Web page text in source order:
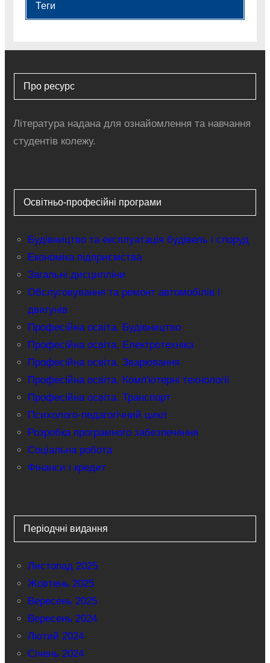
Теги
Про ресурс
Література надана для ознайомлення та навчання
студентів колежу.
Освітньо-професійні програми
Будівництво та експлуатація будівель і споруд
Економіка підприємства
Загальні дисципліни
Обслуговування та ремонт автомобілів і
двигунів
Професійна освіта. Будівництво
Професійна освіта. Електротехніка
Професійна освіта. Зварювання
Професійна освіта. Комп'ютерні технології
Професійна освіта. Транспорт
Психолого-педагогічний цикл
Розробка програмного забезпечення
Соціальна робота
Фінанси і кредит
Періодчні видання
Листопад 2025
Жовтень 2025
Вересень 2025
Вересень 2024
Лютий 2024
Січень 2024